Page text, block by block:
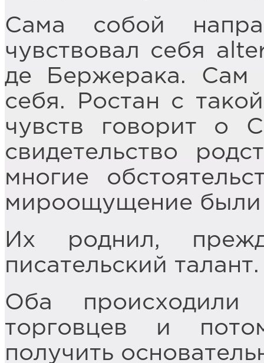
Сама собой
чувствовал себя
де Бержерака. Сам
себя. Ростан с
чувств говорит о
свидетельство
многие
мироощущение были
Их роднил,
писательский талант.
Оба
торговцев и
получить